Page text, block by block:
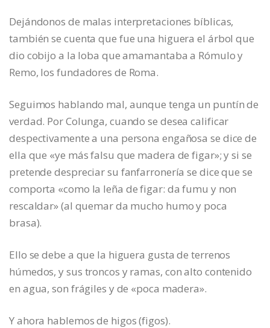
Dejándonos de malas interpretaciones bíblicas,
también se cuenta que fue una higuera el árbol que
dio cobijo a la loba que amamantaba a Rómulo y
Remo, los fundadores de Roma.
Seguimos hablando mal, aunque tenga un puntín de
verdad. Por Colunga, cuando se desea calificar
despectivamente a una persona engañosa se dice de
ella que «ye más falsu que madera de figar»; y si se
pretende despreciar su fanfarronería se dice que se
comporta «como la leña de figar: da fumu y non
rescaldar» (al quemar da mucho humo y poca
brasa).
Ello se debe a que la higuera gusta de terrenos
húmedos, y sus troncos y ramas, con alto contenido
en agua, son frágiles y de «poca madera».
Y ahora hablemos de higos (figos).